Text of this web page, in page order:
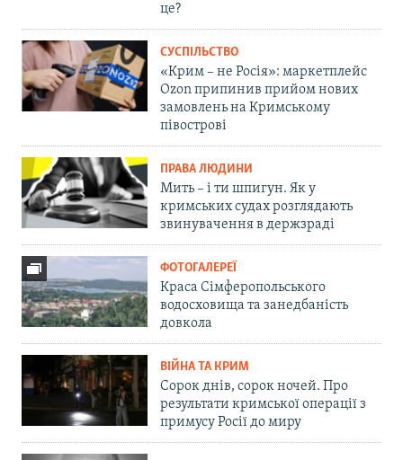
це?
СУСПІЛЬСТВО
«Крим – не Росія»: маркетплейс
Ozon припинив прийом нових
замовлень на Кримському
півострові
ПРАВА ЛЮДИНИ
Мить – і ти шпигун. Як у
кримських судах розглядають
звинувачення в держзраді
ФОТОГАЛЕРЕЇ
Краса Сімферопольського
водосховища та занедбаність
довкола
ВІЙНА ТА КРИМ
Сорок днів, сорок ночей. Про
результати кримської операції з
примусу Росії до миру